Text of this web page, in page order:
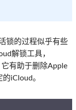
锁的过程似乎有些
解锁工具，
有助于删除Apple
iCloud。